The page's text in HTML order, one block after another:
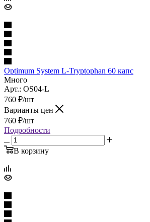
Optimum System L-Tryptophan 60 капс
Много
Арт.: OS04-L
760 ₽/шт
Варианты цен
760 ₽/шт
Подробности
В корзину